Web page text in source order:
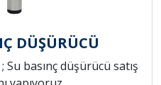
DÜŞÜRÜCÜ
basınç düşürücü satış